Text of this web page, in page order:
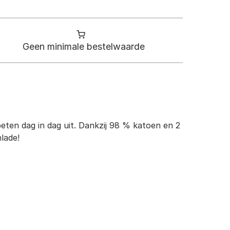
Geen minimale bestelwaarde
dag in dag uit. Dankzij 98 % katoen en 2